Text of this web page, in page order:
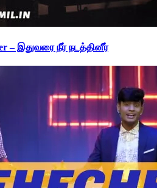
– இதுவரை நீர் நடத்தினீர்